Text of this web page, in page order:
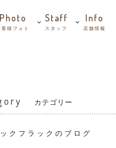
Photo
客様フォト
Staff
スタッフ
Info
店舗情報
カテゴリー
クフラックのブログ